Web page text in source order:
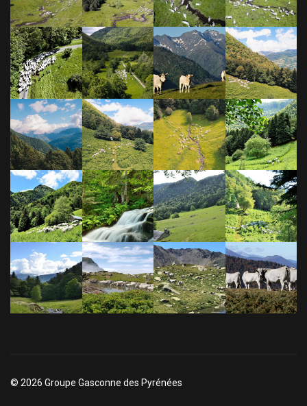
© 2026 Groupe Gasconne des Pyrénées